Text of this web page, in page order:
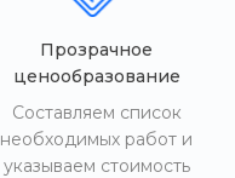
Прозрачное
ценообразование
Составляем список
необходимых работ и
указываем стоимость